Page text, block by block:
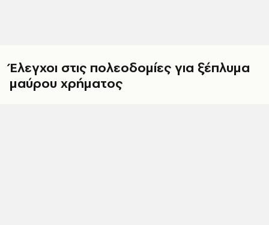
Έλεγχοι στις πολεοδομίες για ξέπλυμα
μαύρου χρήματος